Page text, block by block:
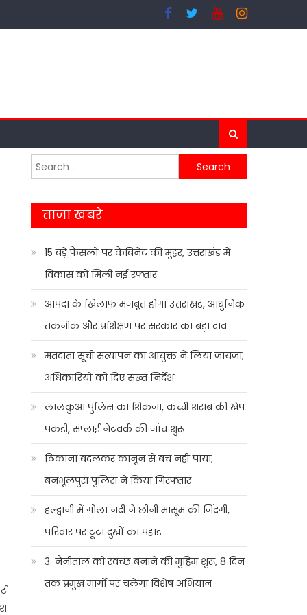
Search
for:
ताजा खबरे
15 बड़े फैसलों पर कैबिनेट की मुहर, उत्तराखंड में
विकास को मिली नई रफ्तार
आपदा के खिलाफ मजबूत होगा उत्तराखंड, आधुनिक
तकनीक और प्रशिक्षण पर सरकार का बड़ा दांव
मतदाता सूची सत्यापन का आयुक्त ने लिया जायजा,
अधिकारियों को दिए सख्त निर्देश
लालकुआं पुलिस का शिकंजा, कच्ची शराब की खेप
पकड़ी, सप्लाई नेटवर्क की जांच शुरू
ठिकाना बदलकर कानून से बच नहीं पाया,
बनभूलपुरा पुलिस ने किया गिरफ्तार
हल्द्वानी में गोला नदी ने छीनी मासूम की जिंदगी,
परिवार पर टूटा दुखों का पहाड़
3. नैनीताल को स्वच्छ बनाने की मुहिम शुरू, 8 दिन
तक प्रमुख मार्गों पर चलेगा विशेष अभियान